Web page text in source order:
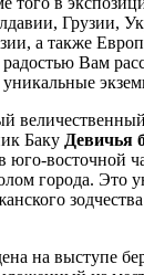
Грузии,
а также
радостью Вам
Баку Девичья
юго-восточной
города. Это
на выступе